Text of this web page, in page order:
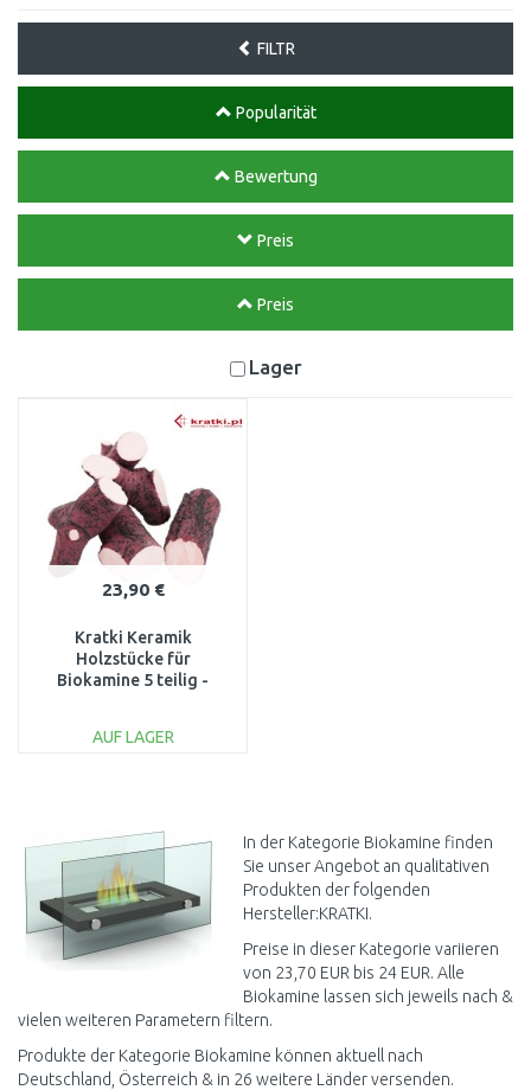
FILTR
Popularität
Bewertung
Preis
Preis
Lager
23,90 €
Kratki Keramik
Holzstücke für
Biokamine 5 teilig -
AUF LAGER
Vergleichen
In der Kategorie Biokamine finden
Sie unser Angebot an qualitativen
Produkten der folgenden
Hersteller:KRATKI.
Preise in dieser Kategorie variieren
von 23,70 EUR bis 24 EUR. Alle
Biokamine lassen sich jeweils nach &
vielen weiteren Parametern filtern.
Produkte der Kategorie Biokamine können aktuell nach
Deutschland, Österreich & in 26 weitere Länder versenden.